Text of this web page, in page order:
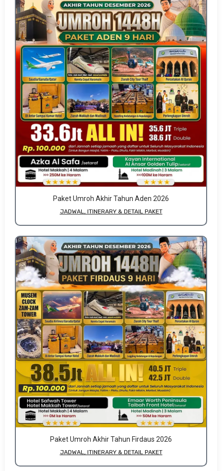
Paket Umroh Akhir Tahun Aden 2026
JADWAL, ITINERARY & DETAIL PAKET
Paket Umroh Akhir Tahun Firdaus 2026
JADWAL, ITINERARY & DETAIL PAKET